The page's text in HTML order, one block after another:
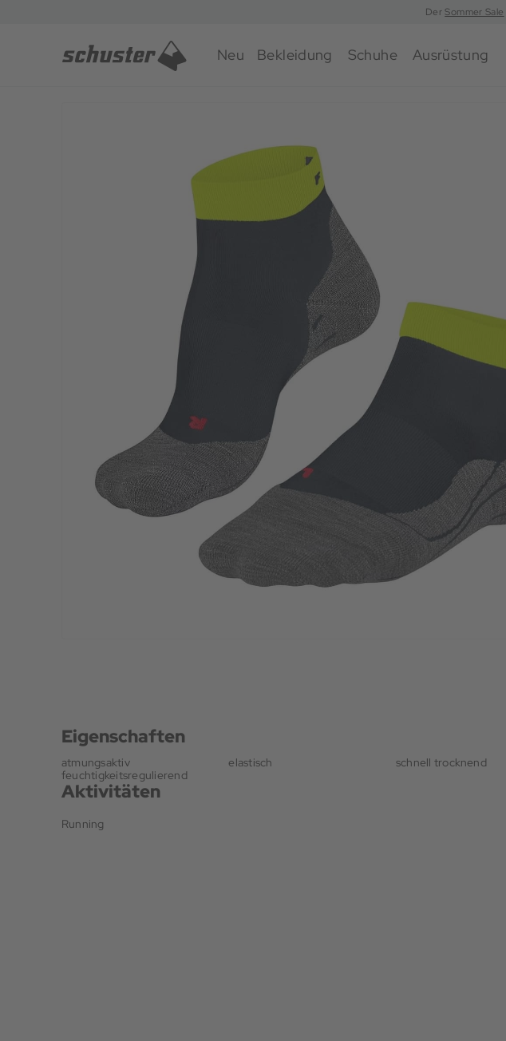
DerSommer Sale
Neu Bekleidung Schuhe Ausrüstung
Eigenschaften
atmungsaktiv elastisch
schnell trocknend
feuchtigkeitsregulierend
Aktivitäten
Running